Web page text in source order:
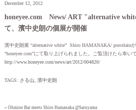
December 12, 2012
honeyee.com News/ ART "alternative
て、濱中史朗の個展が開催
濱中史朗展 “alternative white” Shiro HAMANAKA/ porcelain
“honeyee.com”にて取り上げられました。ご覧頂けたら幸いで
http://www.honeyee.com/news/art/2012/004820/
TAGS: さる山 濱中史朗
« Ohmine Bar meets Shiro Hamanaka @Saruyama